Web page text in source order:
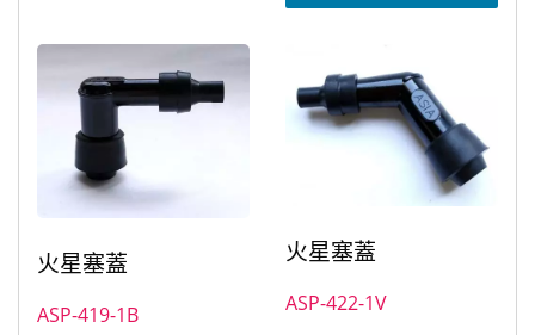
火星塞蓋
ASP-419-1B
火星塞蓋
ASP-422-1V